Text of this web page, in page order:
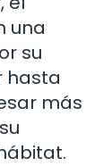
una
su
hasta
más